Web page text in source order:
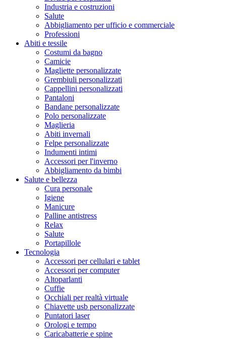
Industria e costruzioni
Salute
Abbigliamento per ufficio e commerciale
Professioni
Abiti e tessile
Costumi da bagno
Camicie
Magliette personalizzate
Grembiuli personalizzati
Cappellini personalizzati
Pantaloni
Bandane personalizzate
Polo personalizzate
Maglieria
Abiti invernali
Felpe personalizzate
Indumenti intimi
Accessori per l'inverno
Abbigliamento da bimbi
Salute e bellezza
Cura personale
Igiene
Manicure
Palline antistress
Relax
Salute
Portapillole
Tecnologia
Accessori per cellulari e tablet
Accessori per computer
Altoparlanti
Cuffie
Occhiali per realtà virtuale
Chiavette usb personalizzate
Puntatori laser
Orologi e tempo
Caricabatterie e spine